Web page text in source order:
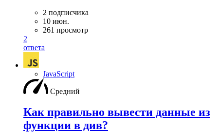
2 подписчика
10 июн.
261 просмотр
2
ответа
JavaScript
Средний
Как правильно вывести данные из
функции в див?